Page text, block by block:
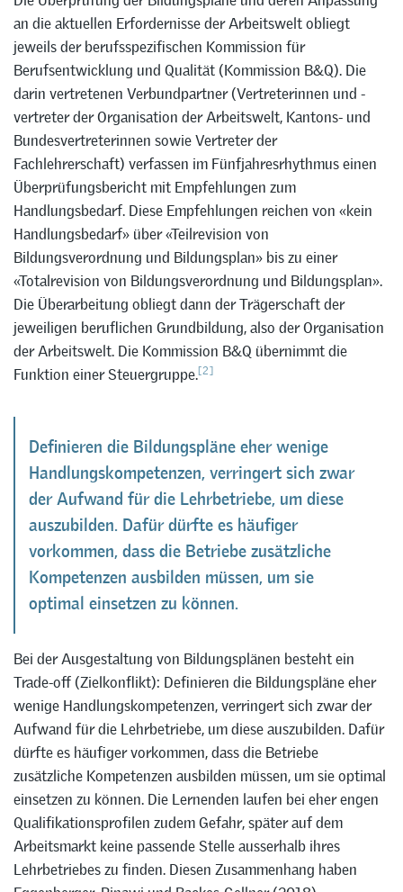
an die aktuellen Erfordernisse der Arbeitswelt obliegt
jeweils der berufsspezifischen Kommission für
Berufsentwicklung und Qualität (Kommission B&Q). Die
darin vertretenen Verbundpartner (Vertreterinnen und -
vertreter der Organisation der Arbeitswelt, Kantons- und
Bundesvertreterinnen sowie Vertreter der
Fachlehrerschaft) verfassen im Fünfjahresrhythmus einen
Überprüfungsbericht mit Empfehlungen zum
Handlungsbedarf. Diese Empfehlungen reichen von «kein
Handlungsbedarf» über «Teilrevision von
Bildungsverordnung und Bildungsplan» bis zu einer
«Totalrevision von Bildungsverordnung und Bildungsplan».
Die Überarbeitung obliegt dann der Trägerschaft der
jeweiligen beruflichen Grundbildung, also der Organisation
der Arbeitswelt. Die Kommission B&Q übernimmt die
Funktion einer Steuergruppe.[2]
Definieren die Bildungspläne eher wenige
Handlungskompetenzen, verringert sich zwar
der Aufwand für die Lehrbetriebe, um diese
auszubilden. Dafür dürfte es häufiger
vorkommen, dass die Betriebe zusätzliche
Kompetenzen ausbilden müssen, um sie
optimal einsetzen zu können.
Bei der Ausgestaltung von Bildungsplänen besteht ein
Trade-off (Zielkonflikt): Definieren die Bildungspläne eher
wenige Handlungskompetenzen, verringert sich zwar der
Aufwand für die Lehrbetriebe, um diese auszubilden. Dafür
dürfte es häufiger vorkommen, dass die Betriebe
zusätzliche Kompetenzen ausbilden müssen, um sie optimal
einsetzen zu können. Die Lernenden laufen bei eher engen
Qualifikationsprofilen zudem Gefahr, später auf dem
Arbeitsmarkt keine passende Stelle ausserhalb ihres
Lehrbetriebes zu finden. Diesen Zusammenhang haben